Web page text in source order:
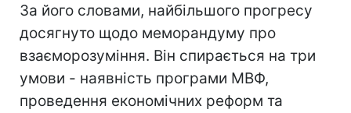
За його словами, найбільшого прогресу
досягнуто щодо меморандуму про
взаєморозуміння. Він спирається на три
умови - наявність програми МВФ,
проведення економічних реформ та